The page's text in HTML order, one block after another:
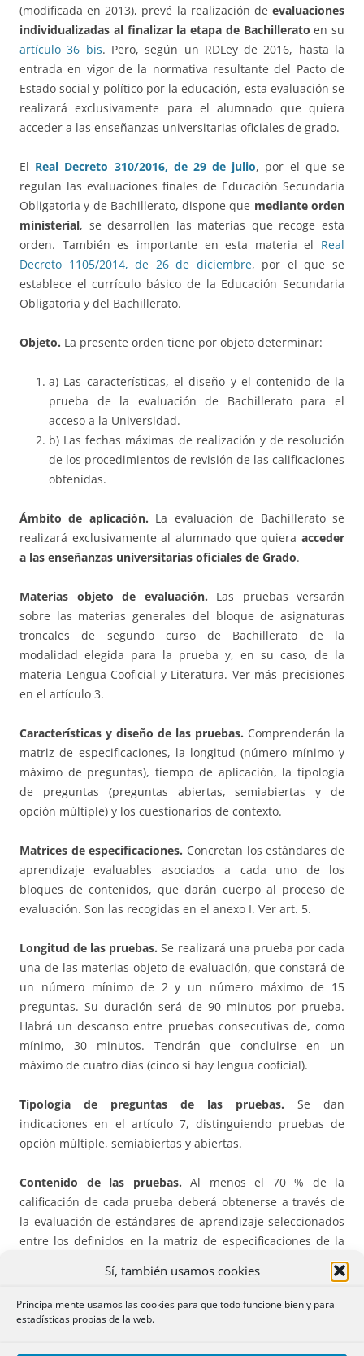
Sí, también usamos cookies
Principalmente usamos las cookies para que todo funcione bien y para
estadísticas propias de la web.
(modificada en 2013), prevé la realización de evaluaciones
individualizadas al finalizar la etapa de Bachillerato en su
artículo 36 bis. Pero, según un RDLey de 2016, hasta la
entrada en vigor de la normativa resultante del Pacto de
Estado social y político por la educación, esta evaluación se
realizará exclusivamente para el alumnado que quiera
acceder a las enseñanzas universitarias oficiales de grado.
El Real Decreto 310/2016, de 29 de julio, por el que se
regulan las evaluaciones finales de Educación Secundaria
Obligatoria y de Bachillerato, dispone que mediante orden
ministerial, se desarrollen las materias que recoge esta
orden. También es importante en esta materia el Real
Decreto 1105/2014, de 26 de diciembre, por el que se
establece el currículo básico de la Educación Secundaria
Obligatoria y del Bachillerato.
Objeto. La presente orden tiene por objeto determinar:
a) Las características, el diseño y el contenido de la
prueba de la evaluación de Bachillerato para el
acceso a la Universidad.
b) Las fechas máximas de realización y de resolución
de los procedimientos de revisión de las calificaciones
obtenidas.
Ámbito de aplicación. La evaluación de Bachillerato se
realizará exclusivamente al alumnado que quiera acceder
a las enseñanzas universitarias oficiales de Grado.
Materias objeto de evaluación. Las pruebas versarán
sobre las materias generales del bloque de asignaturas
troncales de segundo curso de Bachillerato de la
modalidad elegida para la prueba y, en su caso, de la
materia Lengua Cooficial y Literatura. Ver más precisiones
en el artículo 3.
Características y diseño de las pruebas. Comprenderán la
matriz de especificaciones, la longitud (número mínimo y
máximo de preguntas), tiempo de aplicación, la tipología
de preguntas (preguntas abiertas, semiabiertas y de
opción múltiple) y los cuestionarios de contexto.
Matrices de especificaciones. Concretan los estándares de
aprendizaje evaluables asociados a cada uno de los
bloques de contenidos, que darán cuerpo al proceso de
evaluación. Son las recogidas en el anexo I. Ver art. 5.
Longitud de las pruebas. Se realizará una prueba por cada
una de las materias objeto de evaluación, que constará de
un número mínimo de 2 y un número máximo de 15
preguntas. Su duración será de 90 minutos por prueba.
Habrá un descanso entre pruebas consecutivas de, como
mínimo, 30 minutos. Tendrán que concluirse en un
máximo de cuatro días (cinco si hay lengua cooficial).
Tipología de preguntas de las pruebas. Se dan
indicaciones en el artículo 7, distinguiendo pruebas de
opción múltiple, semiabiertas y abiertas.
Contenido de las pruebas. Al menos el 70 % de la
calificación de cada prueba deberá obtenerse a través de
la evaluación de estándares de aprendizaje seleccionados
entre los definidos en la matriz de especificaciones de la
materia correspondiente, que figura en el anexo I y que
incluye los estándares considerados esenciales. Las
Administraciones educativas podrán completar el 30 %
restante de la calificación a través de la evaluación de